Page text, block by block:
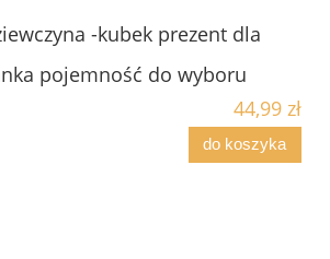
-kubek prezent dla
pojemność do wyboru
44,99 zł
do koszyka